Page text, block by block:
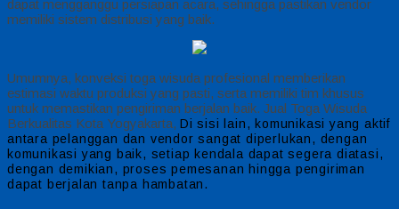
dapat mengganggu persiapan acara, sehingga pastikan vendor
memiliki sistem distribusi yang baik.
Umumnya, konveksi toga wisuda profesional memberikan
estimasi waktu produksi yang pasti, serta memiliki tim khusus
untuk memastikan pengiriman berjalan baik. Jual Toga Wisuda
Berkualitas Kota Yogyakarta, Di sisi lain, komunikasi yang aktif
antara pelanggan dan vendor sangat diperlukan, dengan
komunikasi yang baik, setiap kendala dapat segera diatasi,
dengan demikian, proses pemesanan hingga pengiriman
dapat berjalan tanpa hambatan.